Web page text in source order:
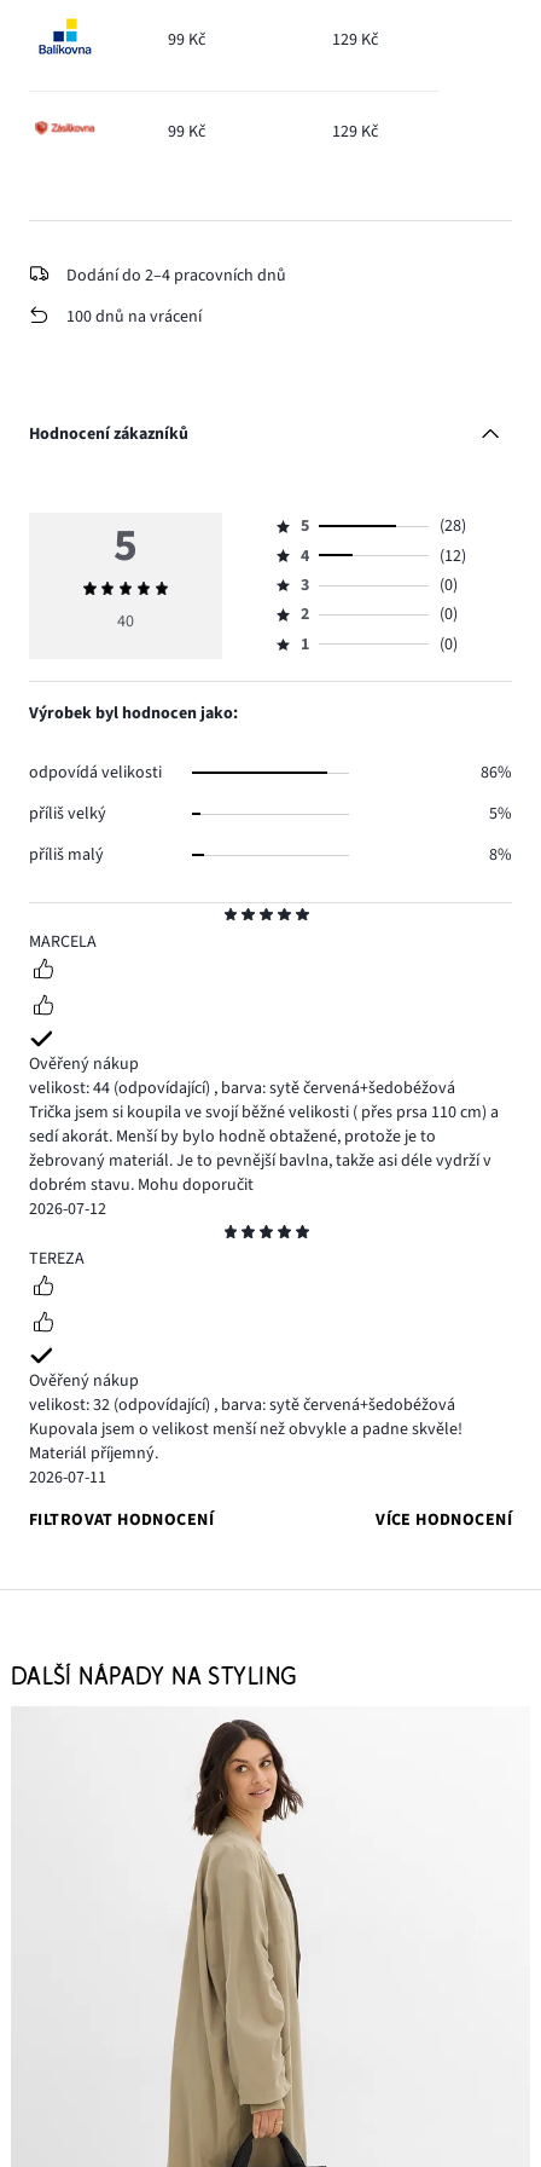
99 Kč 129 Kč
99 Kč 129 Kč
Dodání do 2–4 pracovních dnů
100 dnů na vrácení
Hodnocení zákazníků
5
MARCELA
Ověřený nákup
velikost: 44 (odpovídající) , barva: sytě červená+šedobéžová
Trička jsem si koupila ve svojí běžné velikosti ( přes prsa 110 cm) a
sedí akorát. Menší by bylo hodně obtažené, protože je to
žebrovaný materiál. Je to pevnější bavlna, takže asi déle vydrží v
dobrém stavu. Mohu doporučit
2026-07-12
5
TEREZA
Ověřený nákup
velikost: 32 (odpovídající) , barva: sytě červená+šedobéžová
Kupovala jsem o velikost menší než obvykle a padne skvěle!
Materiál příjemný.
2026-07-11
FILTROVAT HODNOCENÍ
VÍCE HODNOCENÍ
5
Průměrné
hodnocení
40
Hodnocení
5,
počet
hlasů
28.
5
(28)
Hodnocení
4,
počet
hlasů
4
(12)
Hodnocení
3,
počet
3
(0)
Hodnocení
2,
2
(0)
Hodnocení
1,
1 (0)
Výrobek byl hodnocen jako:
odpovídá velikosti
86%
příliš velký
5%
příliš malý
8%
DALŠÍ NÁPADY NA STYLING